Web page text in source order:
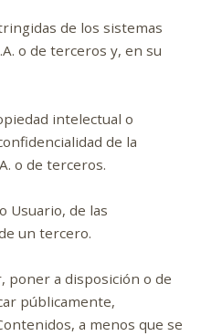
de los sistemas
o de terceros y, en su
intelectual o
de la
o de terceros.
Usuario, de las
un tercero.
poner a disposición o de
públicamente,
a menos que se